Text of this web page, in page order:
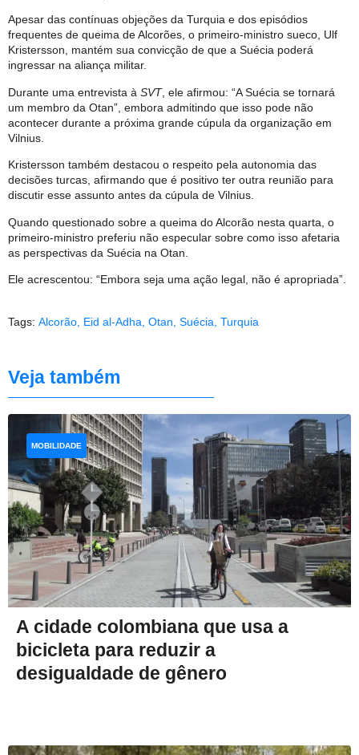
Apesar das contínuas objeções da Turquia e dos episódios
frequentes de queima de Alcorões, o primeiro-ministro sueco, Ulf
Kristersson, mantém sua convicção de que a Suécia poderá
ingressar na aliança militar.
Durante uma entrevista à SVT, ele afirmou: “A Suécia se tornará
um membro da Otan”, embora admitindo que isso pode não
acontecer durante a próxima grande cúpula da organização em
Vilnius.
Kristersson também destacou o respeito pela autonomia das
decisões turcas, afirmando que é positivo ter outra reunião para
discutir esse assunto antes da cúpula de Vilnius.
Quando questionado sobre a queima do Alcorão nesta quarta, o
primeiro-ministro preferiu não especular sobre como isso afetaria
as perspectivas da Suécia na Otan.
Ele acrescentou: “Embora seja uma ação legal, não é apropriada”.
Tags: Alcorão, Eid al-Adha, Otan, Suécia, Turquia
Veja também
A cidade colombiana que usa a
bicicleta para reduzir a
desigualdade de gênero
MOBILIDADE